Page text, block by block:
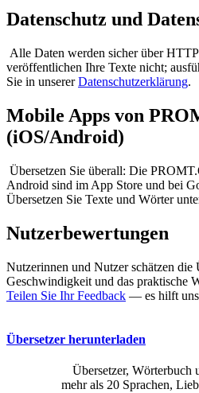
Datenschutz und
Alle Daten werden sicher über
veröffentlichen Ihre Texte nicht;
Sie in unsererDatenschutzerklärung.
Mobile Apps von
(iOS/Android)
Übersetzen Sie überall: Die
Android sind im App Store und bei
Übersetzen Sie Texte und Wörter
Nutzerbewertungen
Nutzerinnen und Nutzer schätzen die
Geschwindigkeit und das praktische
Teilen Sie Ihr Feedback — es hilft
Übersetzer herunterladen
Übersetzer, Wörterbuch
mehr als 20 Sprachen,